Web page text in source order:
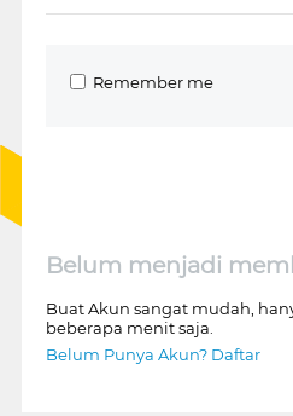
Remember me
Belum menjadi
Buat Akun sangat mudah,
beberapa menit saja.
Belum Punya Akun? Daftar